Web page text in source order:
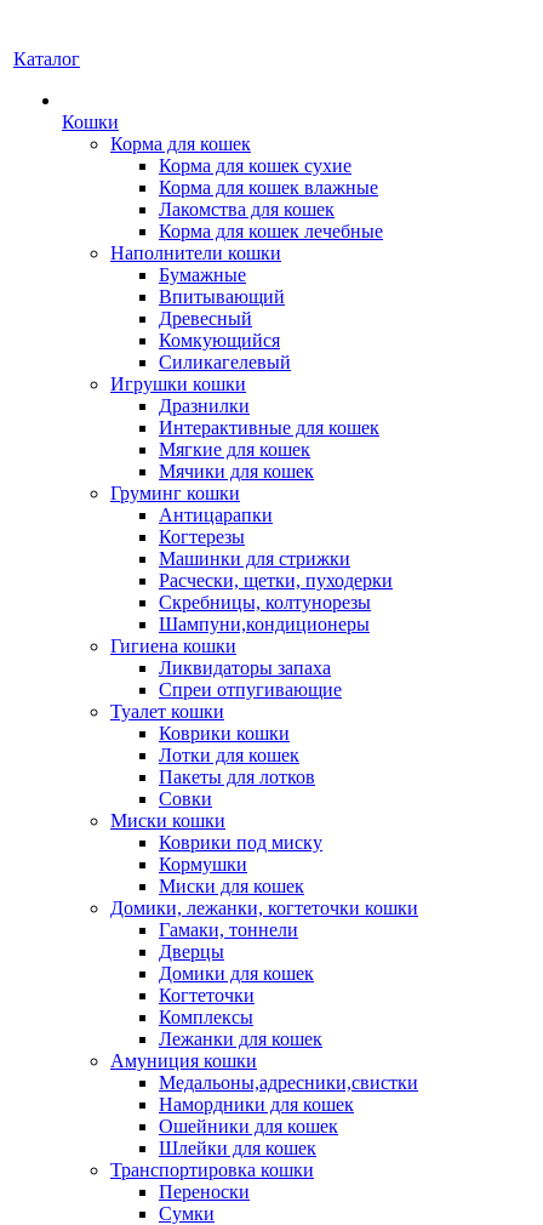
Каталог
Кошки
Корма для кошек
Корма для кошек сухие
Корма для кошек влажные
Лакомства для кошек
Корма для кошек лечебные
Наполнители кошки
Бумажные
Впитывающий
Древесный
Комкующийся
Силикагелевый
Игрушки кошки
Дразнилки
Интерактивные для кошек
Мягкие для кошек
Мячики для кошек
Груминг кошки
Антицарапки
Когтерезы
Машинки для стрижки
Расчески, щетки, пуходерки
Скребницы, колтунорезы
Шампуни,кондиционеры
Гигиена кошки
Ликвидаторы запаха
Спреи отпугивающие
Туалет кошки
Коврики кошки
Лотки для кошек
Пакеты для лотков
Совки
Миски кошки
Коврики под миску
Кормушки
Миски для кошек
Домики, лежанки, когтеточки кошки
Гамаки, тоннели
Дверцы
Домики для кошек
Когтеточки
Комплексы
Лежанки для кошек
Амуниция кошки
Медальоны,адресники,свистки
Намордники для кошек
Ошейники для кошек
Шлейки для кошек
Транспортировка кошки
Переноски
Сумки